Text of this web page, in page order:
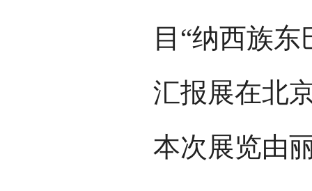
目“纳西族
汇报展在北
本次展览由